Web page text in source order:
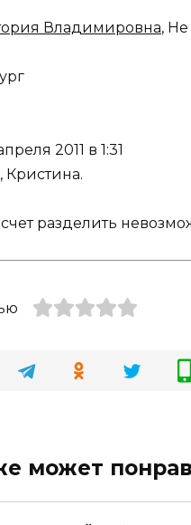
Владимировна, Не
2011 в 1:31
Кристина.
разделить
может